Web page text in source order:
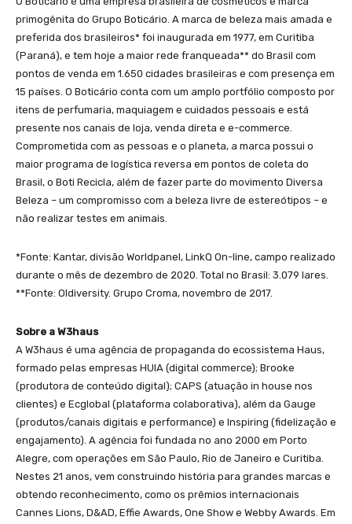
primogênita do Grupo Boticário. A marca de beleza mais amada e
preferida dos brasileiros* foi inaugurada em 1977, em Curitiba
(Paraná), e tem hoje a maior rede franqueada** do Brasil com
pontos de venda em 1.650 cidades brasileiras e com presença em
15 países. O Boticário conta com um amplo portfólio composto por
itens de perfumaria, maquiagem e cuidados pessoais e está
presente nos canais de loja, venda direta e e-commerce.
Comprometida com as pessoas e o planeta, a marca possui o
maior programa de logística reversa em pontos de coleta do
Brasil, o Boti Recicla, além de fazer parte do movimento Diversa
Beleza – um compromisso com a beleza livre de estereótipos – e
não realizar testes em animais.
*Fonte: Kantar, divisão Worldpanel, LinkQ On-line, campo realizado
durante o mês de dezembro de 2020. Total no Brasil: 3.079 lares.
**Fonte: Oldiversity. Grupo Croma, novembro de 2017.
Sobre a W3haus
A W3haus é uma agência de propaganda do ecossistema Haus,
formado pelas empresas HUIA (digital commerce); Brooke
(produtora de conteúdo digital); CAPS (atuação in house nos
clientes) e Ecglobal (plataforma colaborativa), além da Gauge
(produtos/canais digitais e performance) e Inspiring (fidelização e
engajamento). A agência foi fundada no ano 2000 em Porto
Alegre, com operações em São Paulo, Rio de Janeiro e Curitiba.
Nestes 21 anos, vem construindo história para grandes marcas e
obtendo reconhecimento, como os prêmios internacionais
Cannes Lions, D&AD, Effie Awards, One Show e Webby Awards. Em